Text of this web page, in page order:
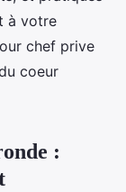
à votre
chef prive
coeur
: